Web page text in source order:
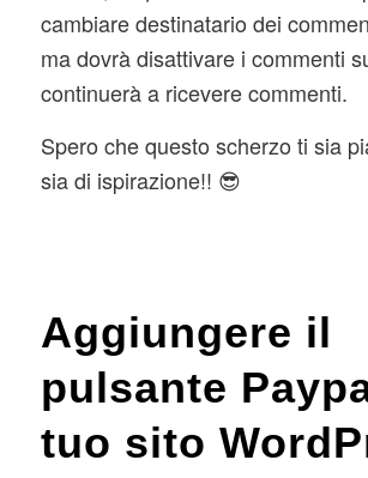
cambiare destinatario dei
ma dovrà disattivare i commenti
continuerà a ricevere commenti.
Spero che questo scherzo ti sia
sia di ispirazione!! 😎
Aggiungere il
pulsante
tuo sito